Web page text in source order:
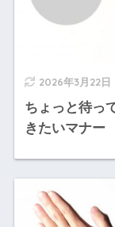
2026年3月22日
ちょっと待っ
きたいマナー